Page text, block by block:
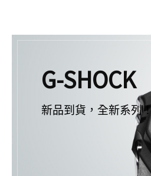
G-SHOCK
新品到貨，全新系列